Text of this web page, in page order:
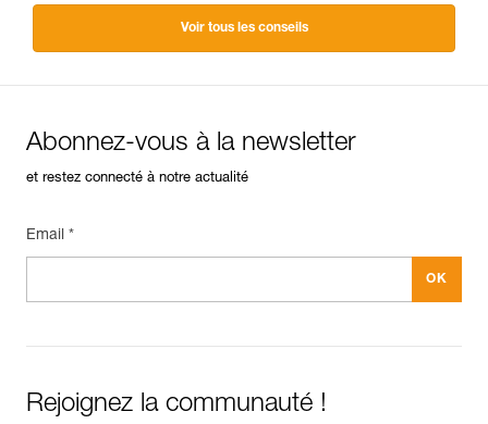
Voir tous les conseils
Abonnez-vous à la newsletter
et restez connecté à notre actualité
Email *
Rejoignez la communauté !